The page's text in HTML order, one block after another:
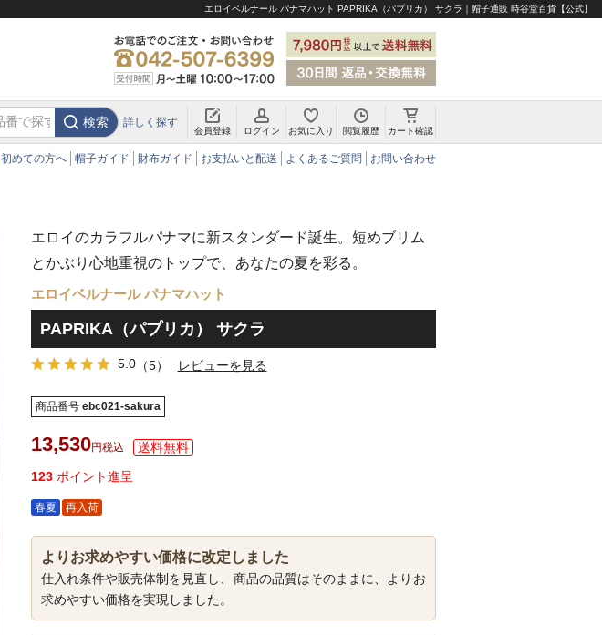
エロイベルナール パナマハット PAPRIKA（パプリカ） サクラ｜帽子通販 時谷堂百貨【公式】
検索 詳しく探す
会員登録 ログイン お気に入り 閲覧履歴 カート確認
初めての方へ 帽子ガイド 財布ガイド お支払いと配送 よくあるご質問 お問い合わせ
エロイのカラフルパナマに新スタンダード誕生。短めブリム
とかぶり心地重視のトップで、あなたの夏を彩る。
エロイベルナール パナマハット
PAPRIKA（パプリカ） サクラ
5.0（5） レビューを見る
商品番号 ebc021-sakura
13,530 税込
123 ポイント進呈
春夏 再入荷
よりお求めやすい価格に改定しました
仕入れ条件や販売体制を見直し、商品の品質はそのままに、よりお
求めやすい価格を実現しました。